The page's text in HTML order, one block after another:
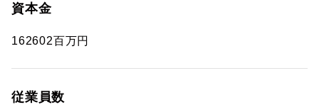
資本金
162602百万円
従業員数